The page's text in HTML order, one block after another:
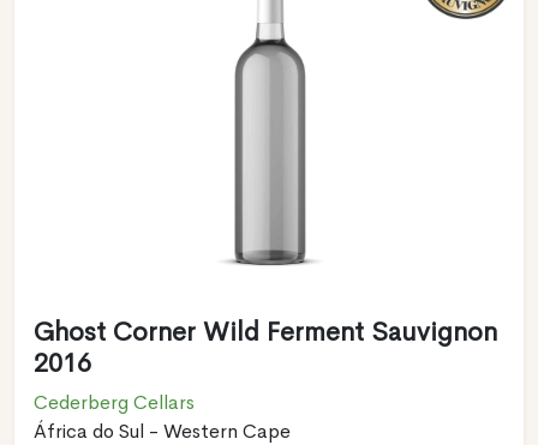
Ghost Corner Wild Ferment Sauvignon
2016
Cederberg Cellars
África do Sul - Western Cape